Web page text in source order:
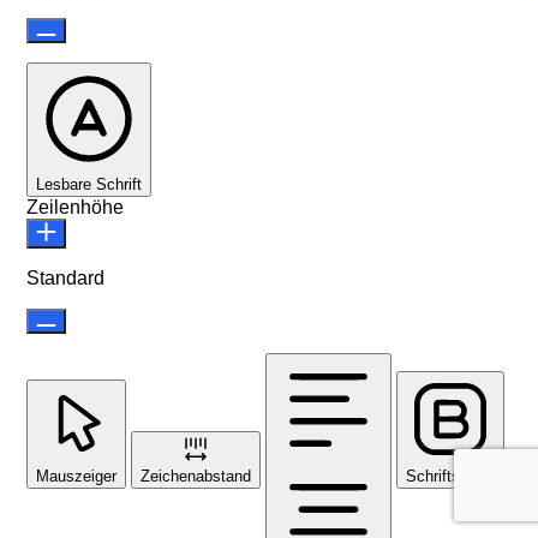
Lesbare Schrift
Zeilenhöhe
Standard
Mauszeiger Zeichenabstand Schriftstärke